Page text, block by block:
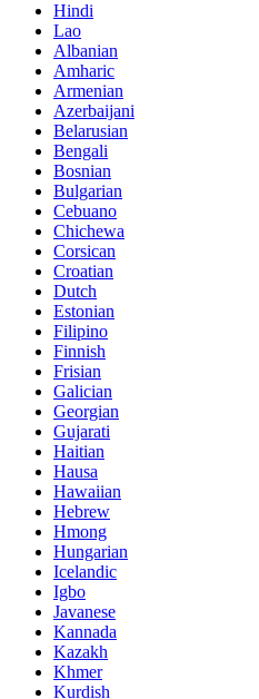
Hindi
Lao
Albanian
Amharic
Armenian
Azerbaijani
Belarusian
Bengali
Bosnian
Bulgarian
Cebuano
Chichewa
Corsican
Croatian
Dutch
Estonian
Filipino
Finnish
Frisian
Galician
Georgian
Gujarati
Haitian
Hausa
Hawaiian
Hebrew
Hmong
Hungarian
Icelandic
Igbo
Javanese
Kannada
Kazakh
Khmer
Kurdish